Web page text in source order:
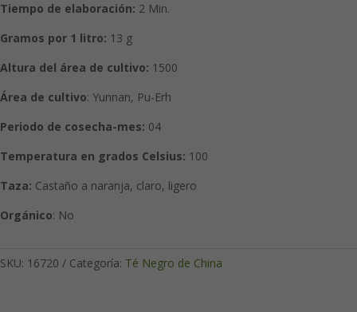
Tiempo de elaboración: 2 Min.
Gramos por 1 litro: 13 g
Altura del área de cultivo: 1500
Área de cultivo: Yunnan, Pu-Erh
Periodo de cosecha-mes: 04
Temperatura en grados Celsius: 100
Taza: Castaño a naranja, claro, ligero
Orgánico: No
SKU: 16720 Categoría: Té Negro de China